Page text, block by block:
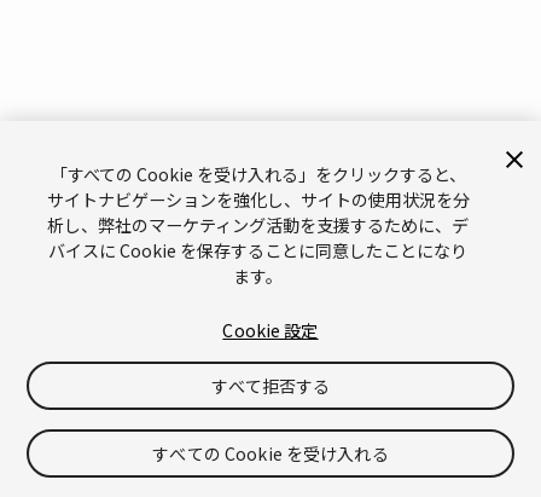
「すべての Cookie を受け入れる」をクリックすると、
サイトナビゲーションを強化し、サイトの使用状況を分
析し、弊社のマーケティング活動を支援するために、デ
バイスに Cookie を保存することに同意したことになり
ます。
Cookie 設定
すべて拒否する
すべての Cookie を受け入れる